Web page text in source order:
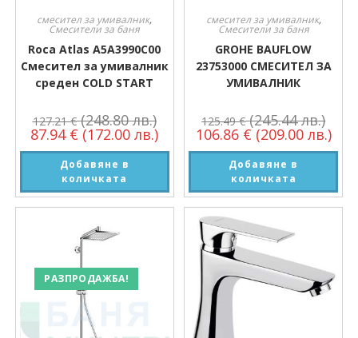
смесител за умивалник,
Смесители за баня
Roca Atlas A5A3990C00
Смесител за умивалник
среден COLD START
127.21€ (248.80 лв.)
87.94 € (172.00 лв.)
Добавяне в
количката
смесител за умивалник,
Смесители за баня
GROHE BAUFLOW
23753000 СМЕСИТЕЛ ЗА
УМИВАЛНИК
125.49€ (245.44 лв.)
106.86 € (209.00 лв.)
Добавяне в
количката
РАЗПРОДАЖБА!